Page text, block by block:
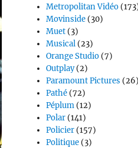
Metropolitan Vidéo
Movinside (30)
Muet (3)
Musical (23)
Orange Studio (7)
Outplay(2)
Paramount Pictures (26)
Pathé (72)
Péplum (12)
Polar (141)
Policier (157)
Politique (3)